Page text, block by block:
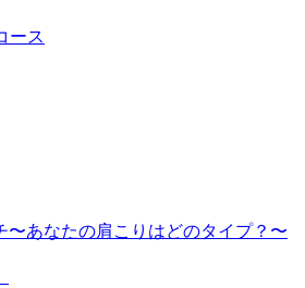
ース
〜あなたの肩こりはどのタイプ？〜